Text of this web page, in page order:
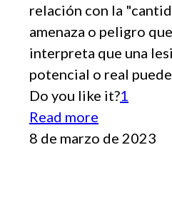
relación con la
amenaza o peligro
interpreta que una
potencial o real puede
Do you like it?1
Read more
8 de marzo de 2023